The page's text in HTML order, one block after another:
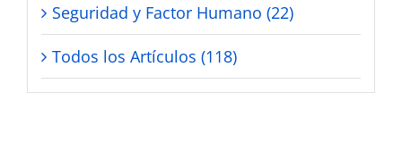
Seguridad y Factor Humano (22)
Todos los Artículos (118)